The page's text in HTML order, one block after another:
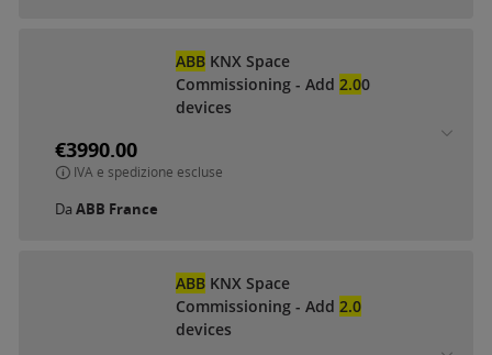
ABB KNX Space
Commissioning - Add 2.00
devices
€3990.00
IVA e spedizione escluse
Da ABB France
ABB KNX Space
Commissioning - Add 2.0
devices